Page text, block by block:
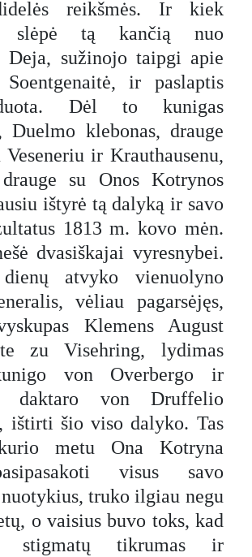
reikšmės. Ir kiek
slėpė tą kančią nuo
Deja, sužinojo taipgi apie
ir paslaptis
Dėl to kunigas
Duelmo klebonas, drauge
Veseneriu ir Krauthausenu,
su Onos Kotrynos
ištyrė tą dalyką ir savo
1813 m. kovo mėn.
dvasiškajai vyresnybei.
atvyko vienuolyno
vėliau pagarsėjęs,
Klemens August
zu Visehring, lydimas
von Overbergo ir
daktaro von Druffelio
ištirti šio viso dalyko. Tas
metu Ona Kotryna
visus savo
truko ilgiau negu
o vaisius buvo toks, kad
stigmatų tikrumas ir